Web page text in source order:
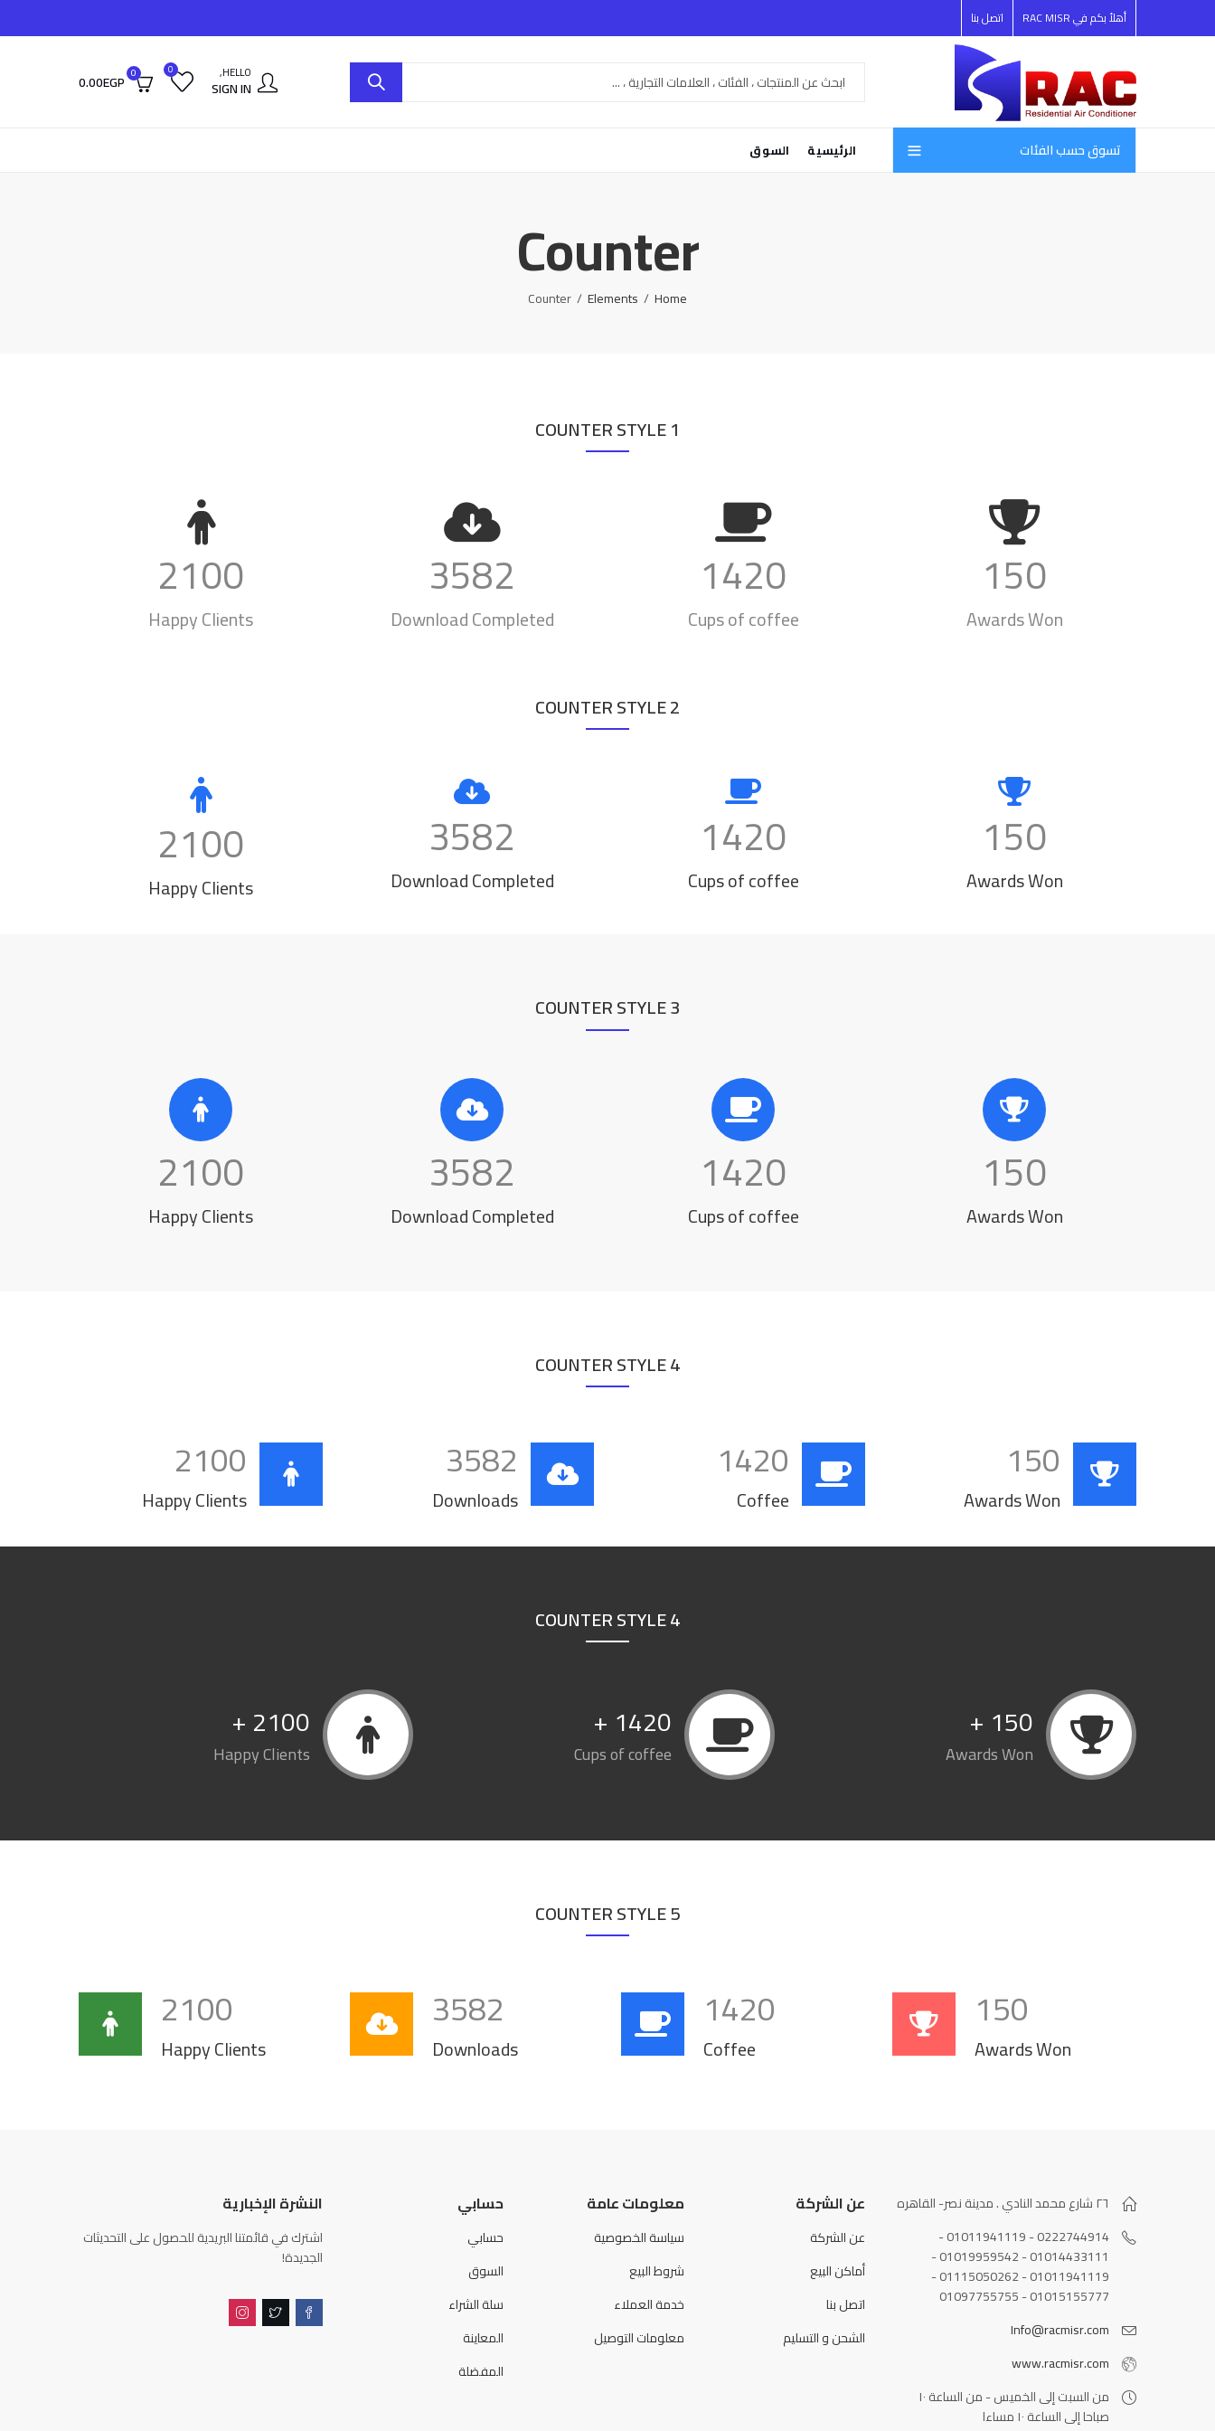
أهلأ بكم في RAC MISR اتصل بنا
HELLO,
SIGN IN
0
0
0.00EGP
تسوق حسب الفئات الرئيسية السوق
Counter
Home
Elements
Counter
COUNTER STYLE 1
2100
Happy Clients
3582
Download Completed
1420
Cups of coffee
150
Awards Won
COUNTER STYLE 2
2100
Happy Clients
3582
Download Completed
1420
Cups of coffee
150
Awards Won
COUNTER STYLE 3
2100
Happy Clients
3582
Download Completed
1420
Cups of coffee
150
Awards Won
COUNTER STYLE 4
2100
Happy Clients
3582
Downloads
1420
Coffee
150
Awards Won
COUNTER STYLE 4
2100
+
Happy Clients
1420
+
Cups of coffee
150
+
Awards Won
COUNTER STYLE 5
2100
Happy Clients
3582
Downloads
1420
Coffee
150
Awards Won
٢٦ شارع محمد النادي . مدينة نصر- القاهره
0222744914 - 01011941119 -
01014433111 - 01019959542 -
01011941119 - 01115050262 -
01015155777 - 01097755755
Info@racmisr.com
www.racmisr.com
من السبت إلى الخميس - من الساعة ١٠
صباحا إلى الساعة ١٠ مساءا
عن الشركة
عن الشركة
أماكن البيع
اتصل بنا
الشحن و التسليم
معلومات عامة
سياسة الخصوصية
شروط البيع
خدمة العملاء
معلومات التوصيل
حسابي
حسابي
السوق
سلة الشراء
المعاينة
المفضلة
النشرة الإخبارية
اشترك في قائمتنا البريدية للحصول على التحديثات
الجديدة!